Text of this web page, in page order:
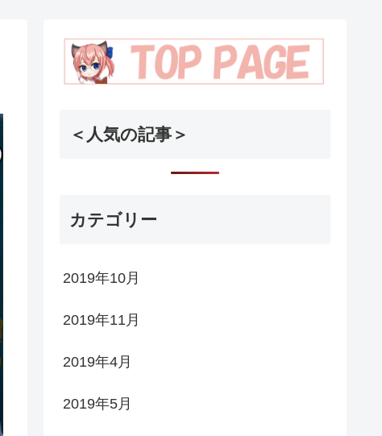
＜人気の記事＞
カテゴリー
2019年10月
2019年11月
2019年4月
2019年5月